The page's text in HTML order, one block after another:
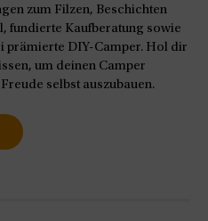
zum Filzen, Beschichten
fundierte Kaufberatung sowie
prämierte DIY-Camper. Hol dir
um deinen Camper
selbst auszubauen.